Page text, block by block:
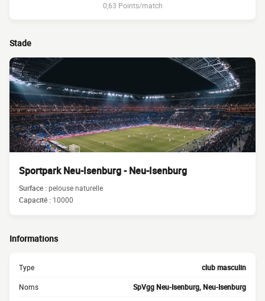
0,63 Points/match
Stade
Sportpark Neu-Isenburg - Neu-Isenburg
Surface :pelouse naturelle
Capacité : 10000
Informations
Type club masculin
Noms SpVgg Neu-Isenburg, Neu-Isenburg